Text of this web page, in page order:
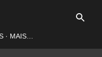
MAIS…